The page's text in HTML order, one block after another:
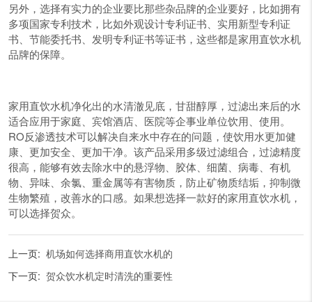
另外，选择有实力的企业要比那些杂品牌的企业要好，比如拥有
多项国家专利技术，比如外观设计专利证书、实用新型专利证
书、节能委托书、发明专利证书等证书，这些都是家用直饮水机
品牌的保障。
家用直饮水机净化出的水清澈见底，甘甜醇厚，过滤出来后的水
适合应用于家庭、宾馆酒店、医院等企事业单位饮用、使用。
RO反渗透技术可以解决自来水中存在的问题，使饮用水更加健
康、更加安全、更加干净。该产品采用多级过滤组合，过滤精度
很高，能够有效去除水中的悬浮物、胶体、细菌、病毒、有机
物、异味、余氯、重金属等有害物质，防止矿物质结垢，抑制微
生物繁殖，改善水的口感。如果想选择一款好的家用直饮水机，
可以选择贺众。
上一页: 机场如何选择商用直饮水机的
下一页: 贺众饮水机定时清洗的重要性